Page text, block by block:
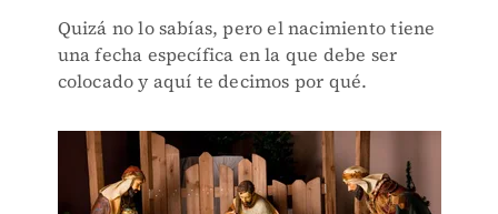
Quizá no lo sabías, pero el nacimiento tiene
una fecha específica en la que debe ser
colocado y aquí te decimos por qué.